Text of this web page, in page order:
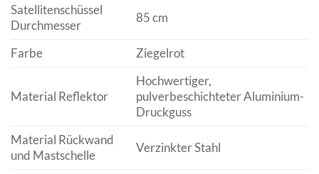
Satellitenschüssel
Durchmesser
85 cm
Farbe Ziegelrot
Material Reflektor
Hochwertiger,
pulverbeschichteter Aluminium-
Druckguss
Material Rückwand
und Mastschelle
Verzinkter Stahl